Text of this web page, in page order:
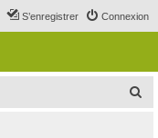
Connexion
S’enregistrer